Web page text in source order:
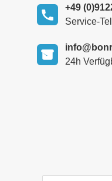
+49
Service-
24h